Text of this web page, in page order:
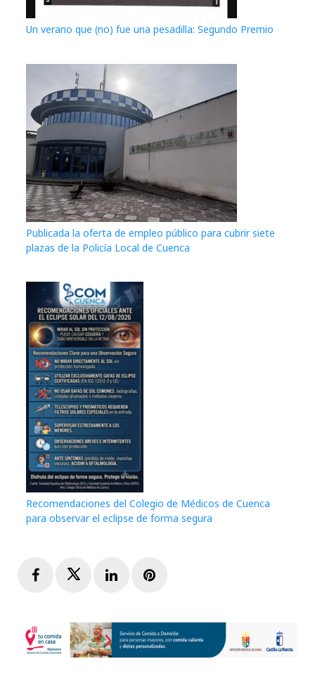
Un verano que (no) fue una pesadilla: Segundo Premio
Publicada la oferta de empleo público para cubrir siete
plazas de la Policía Local de Cuenca
Recomendaciones del Colegio de Médicos de Cuenca
para observar el eclipse de forma segura
FacebookTwitterLinkedInPinterest